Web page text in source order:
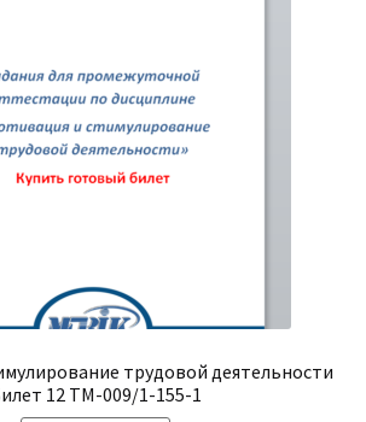
трудовой деятельности
12 ТМ-009/1-155-1